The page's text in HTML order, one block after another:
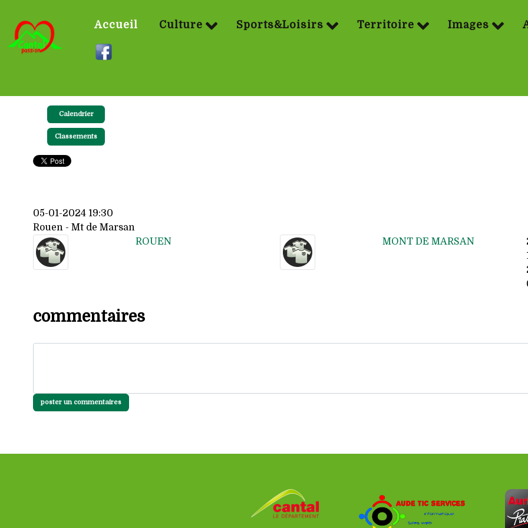
Accueil Culture Sports&Loisirs Territoire Images
Calendrier
Classements
05-01-2024 19:30
Rouen - Mt de Marsan
ROUEN
MONT DE MARSAN
commentaires
poster un commentaires